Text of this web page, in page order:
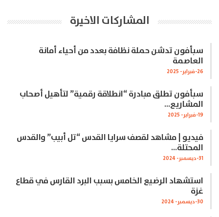
المشاركات الاخيرة
سبأفون تدشن حملة نظافة بعدد من أحياء أمانة
العاصمة
26-فبراير- 2025
سبأفون تطلق مبادرة “انطلاقة رقمية” لتأهيل أصحاب
المشاريع…
19-فبراير- 2025
فيديو | مشاهد لقصف سرايا القدس “تل أبيب” والقدس
المحتلة…
31-ديسمبر- 2024
استشهاد الرضيع الخامس بسبب البرد القارس في قطاع
غزة
30-ديسمبر- 2024